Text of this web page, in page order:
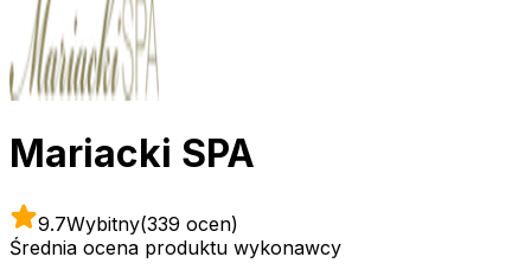
Mariacki SPA
9.7Wybitny(339 ocen)
Średnia ocena produktu wykonawcy